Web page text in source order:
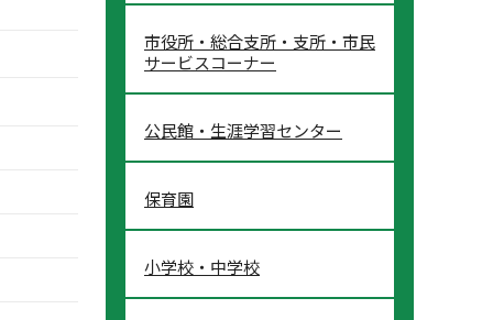
市役所・総合支所・支所・市民
サービスコーナー
公民館・生涯学習センター
保育園
小学校・中学校